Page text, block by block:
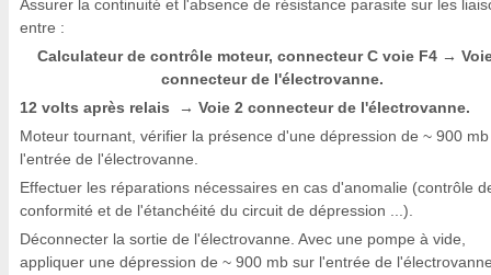
Assurer la continuité et l'absence de résistance parasite sur les
entre :
Calculateur de contrôle moteur, connecteur C voie F4 →
connecteur de l'électrovanne.
12 volts après relais
→ Voie 2 connecteur de l'électrovanne.
Moteur tournant, vérifier la présence d'une dépression de ~ 900
l'entrée de l'électrovanne.
Effectuer les réparations nécessaires en cas d'anomalie (contrôle
conformité et de l'étanchéité du circuit de dépression ...).
Déconnecter la sortie de l'électrovanne. Avec une pompe à vide,
appliquer une dépression de ~ 900 mb sur l'entrée de